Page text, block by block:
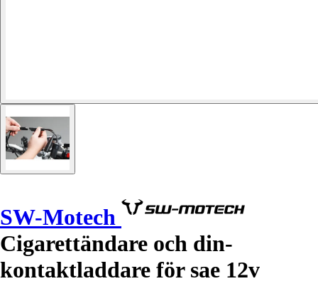
SW-Motech
Cigarettändare och din-
kontaktladdare för sae 12v